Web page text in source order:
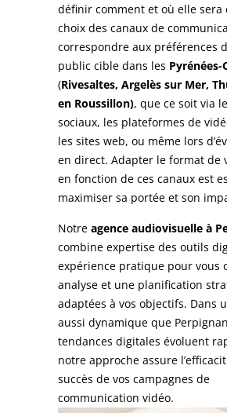
définir comment et où elle sera
choix des canaux de
correspondre aux préférences
public cible dans les
(Rivesaltes, Argelès sur Mer,
en Roussillon), que ce soit via
sociaux, les plateformes de
les sites web, ou même lors
en direct. Adapter le format de
en fonction de ces canaux est
maximiser sa portée et son
Notre agence audiovisuelle à
combine expertise des outils
expérience pratique pour vous
analyse et une planification
adaptées à vos objectifs. Dans
aussi dynamique que
tendances digitales évoluent
notre approche assure
succès de vos campagnes de
communication vidéo.